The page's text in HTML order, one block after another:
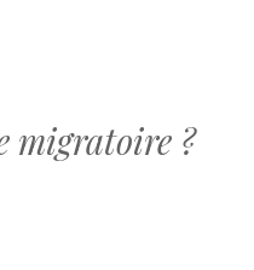
migratoire ?